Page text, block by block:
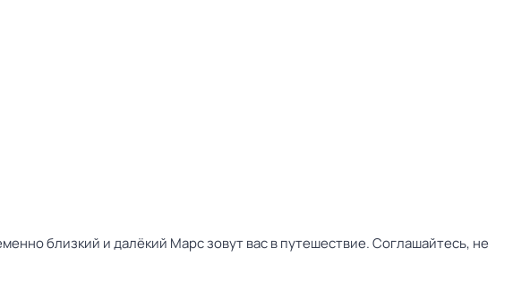
близкий и далёкий Марс зовут вас в путешествие. Соглашайтесь, не